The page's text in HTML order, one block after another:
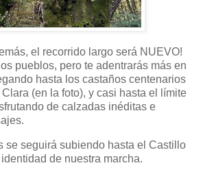
el recorrido largo será NUEVO!
pueblos, pero te adentrarás más en
hasta los castaños centenarios
(en la foto), y casi hasta el límite
de calzadas inéditas e
se seguirá subiendo hasta el Castillo
de nuestra marcha.